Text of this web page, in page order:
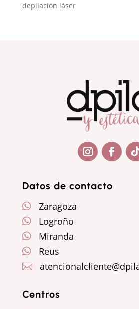
depilación láser
Datos de contacto
 Zaragoza
 Logroño
 Miranda
 Reus

Centros